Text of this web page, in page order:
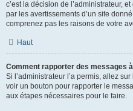
c’est la décision de l’administrateur,
par les avertissements d’un site
comprenez pas les raisons de votre
Haut
Comment rapporter des messages
Si l’administrateur l’a permis, allez
voir un bouton pour rapporter le
aux étapes nécessaires pour le faire.